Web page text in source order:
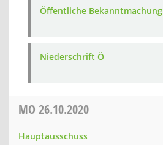
Öffentliche Bekanntmachung
Niederschrift Ö
MO 26.10.2020
Hauptausschuss